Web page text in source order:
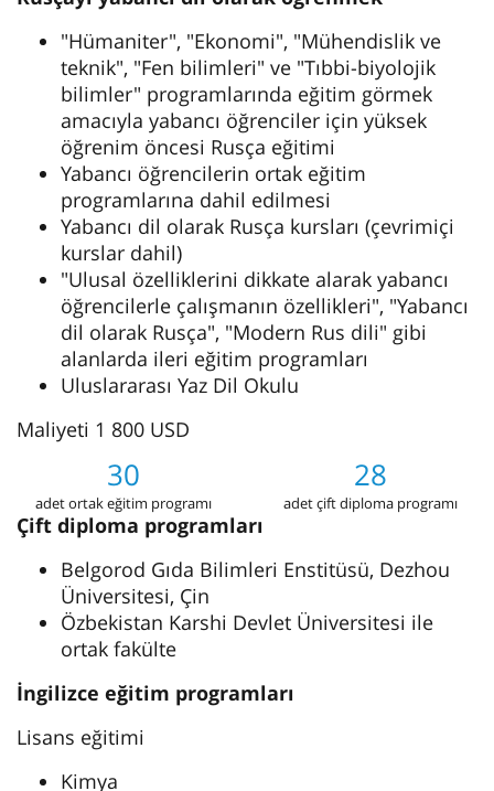
"Hümaniter", "Ekonomi", "Mühendislik ve
teknik", "Fen bilimleri" ve "Tıbbi-biyolojik
bilimler" programlarında eğitim görmek
amacıyla yabancı öğrenciler için yüksek
öğrenim öncesi Rusça eğitimi
Yabancı öğrencilerin ortak eğitim
programlarına dahil edilmesi
Yabancı dil olarak Rusça kursları (çevrimiçi
kurslar dahil)
"Ulusal özelliklerini dikkate alarak yabancı
öğrencilerle çalışmanın özellikleri", "Yabancı
dil olarak Rusça", "Modern Rus dili" gibi
alanlarda ileri eğitim programları
Uluslararası Yaz Dil Okulu
Maliyeti 1 800 USD
30
adet ortak eğitim programı
28
adet çift diploma programı
Çift diploma programları
Belgorod Gıda Bilimleri Enstitüsü, Dezhou
Üniversitesi, Çin
Özbekistan Karshi Devlet Üniversitesi ile
ortak fakülte
İngilizce eğitim programları
Lisans eğitimi
Kimya